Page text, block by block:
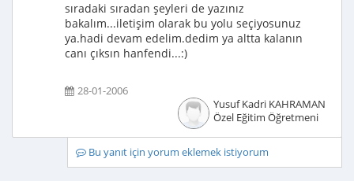
sıradaki sıradan şeyleri de yazınız
bakalım...iletişim olarak bu yolu seçiyosunuz
ya.hadi devam edelim.dedim ya altta kalanın
canı çıksın hanfendi...:)
28-01-2006
Yusuf Kadri KAHRAMAN
Özel Eğitim Öğretmeni
Bu yanıt için yorum eklemek istiyorum